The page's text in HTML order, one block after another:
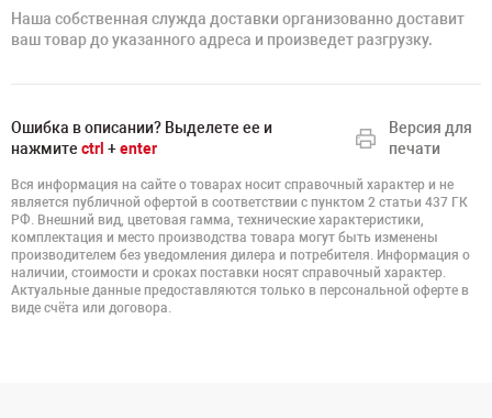
Наша собственная служда доставки организованно доставит
ваш товар до указанного адреса и произведет разгрузку.
Ошибка в описании? Выделете ее и
нажмите ctrl +enter
Версия для
печати
Вся информация на сайте о товарах носит справочный характер и не
является публичной офертой в соответствии с пунктом 2 статьи 437 ГК
РФ. Внешний вид, цветовая гамма, технические характеристики,
комплектация и место производства товара могут быть изменены
производителем без уведомления дилера и потребителя. Информация о
наличии, стоимости и сроках поставки носят справочный характер.
Актуальные данные предоставляются только в персональной оферте в
виде счёта или договора.